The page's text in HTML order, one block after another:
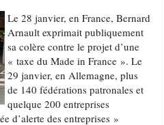
Le 28 janvier, en France, Bernard
Arnault exprimait publiquement
sa colère contre le projet d’une
« taxe du Made in France ». Le
29 janvier, en Allemagne, plus
de 140 fédérations patronales et
quelque 200 entreprises
d’alerte des entreprises »